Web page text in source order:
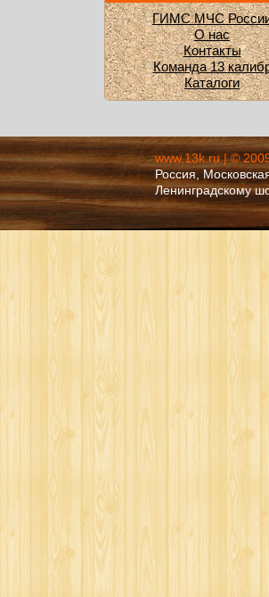
ГИМС МЧС
О нас
Контакты
Команда 13
Каталоги
www.13k.ru | ©
Россия,
Ленинградскому